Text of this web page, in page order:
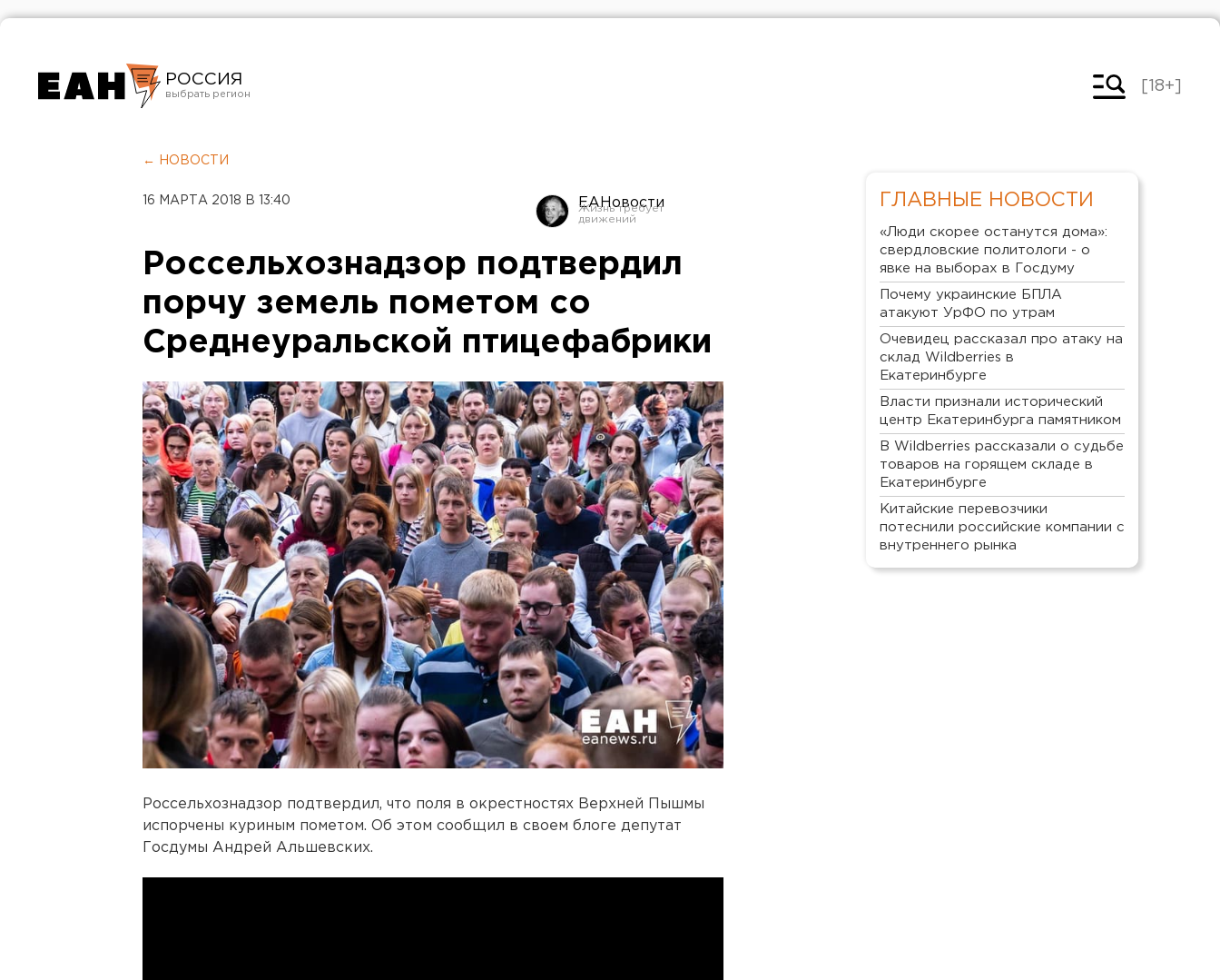
РОССИЯ
Челябинск
[18+]
← НОВОСТИ
16 МАРТА 2018 В 13:40 ЕАНовости
Россельхознадзор подтвердил
порчу земель пометом со
Среднеуральской птицефабрики
Россельхознадзор подтвердил, что поля в окрестностях Верхней Пышмы
испорчены куриным пометом. Об этом сообщил в своем блоге депутат
Госдумы Андрей Альшевских.
ГЛАВНЫЕ НОВОСТИ
«Люди скорее останутся дома»:
свердловские политологи - о
явке на выборах в Госдуму
Почему украинские БПЛА
атакуют УрФО по утрам
Очевидец рассказал про атаку на
склад Wildberries в
Екатеринбурге
Власти признали исторический
центр Екатеринбурга памятником
В Wildberries рассказали о судьбе
товаров на горящем складе в
Екатеринбурге
Китайские перевозчики
потеснили российские компании с
внутреннего рынка